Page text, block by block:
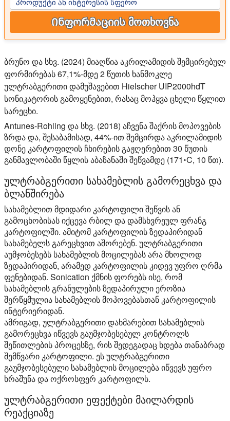
Ინფორმაციის მოთხოვნა
ბრუნო და სხვ. (2024) მიაღწია აკრილამიდის შემცირებულ
ფორმირებას 67,1%-მდე 2 წუთის ხანმოკლე
ულტრაბგერითი დამუშავებით Hielscher UIP2000hdT
სონიკატორის გამოყენებით, რასაც მოჰყვა ცხელი წყლით
სარეცხი.
Antunes-Rohling და სხვ. (2018) აჩვენა შაქრის მოპოვების
ზრდა და, შესაბამისად, 44%-ით შემცირდა აკრილამიდის
დონე კარტოფილის ჩხირების გაჟღერებით 30 წუთის
განმავლობაში წყლის აბაზანაში შეწვამდე (171◦C, 10 წთ).
ულტრაბგერითი სახამებლის გამორეცხვა და
ბლანშირება
სახამებლით მდიდარი კარტოფილი შეწვის ან
გამოცხობისას იქცევა რბილ და დამსხვრეულ ფრანგ
კარტოფილში. ამიტომ კარტოფილის ზედაპირიდან
სახამებელს გარეცხვით აშორებენ. ულტრაბგერითი
აუმჯობესებს სახამებლის მოცილებას არა მხოლოდ
ზედაპირიდან, არამედ კარტოფილის კიდევ უფრო ღრმა
ფენებიდან. Sonication ქმნის ფორებს ისე, რომ
სახამებლის გრანულების ზედაპირული ეროზია
შერწყმულია სახამებლის მოპოვებასთან კარტოფილის
ინტერიერიდან.
ამრიგად, ულტრაბგერითი დახმარებით სახამებლის
გამორეცხვა იწვევს გაუმჯობესებულ კონტროლს
შეწითლების პროცესზე, რის შედეგადაც ხდება თანაბრად
შემწვარი კარტოფილი. ეს ულტრაბგერითი
გაუმჯობესებული სახამებლის მოცილება იწვევს უფრო
ხრაშუნა და ოქროსფერ კარტოფილს.
ულტრაბგერითი ეფექტები მაილარდის
რეაქციაზე